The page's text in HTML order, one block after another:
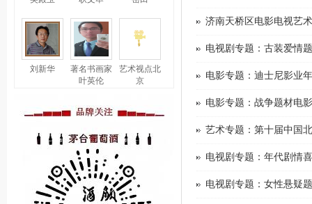
刘新华
著名书画家
叶英伦
艺术视点北
京
济南天桥区电影电视艺
电视剧专题：古装爱情
电影专题：迪士尼影业
电影专题：战争题材电
艺术专题：第十届中国
电视剧专题：年代剧情
电视剧专题：女性悬疑